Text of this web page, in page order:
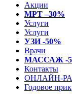
Акции
МРТ –30%
Услуги
Услуги
УЗИ -50%
Врачи
МАССАЖ -
Контакты
ОНЛАЙН-
Годовое